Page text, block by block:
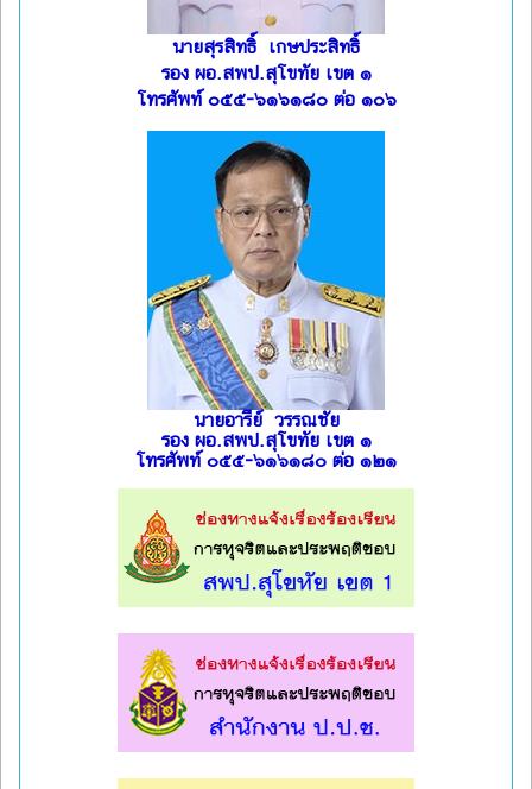
นายสุรสิทธิ์ เกษประสิทธิ์
รอง ผอ.สพป.สุโขทัย เขต ๑
โทรศัพท์ ๐๕๕-๖๑๖๑๘๐ ต่อ ๑๐๖
นายอารีย์ วรรณชัย
รอง ผอ.สพป.สุโขทัย เขต ๑
โทรศัพท์ ๐๕๕-๖๑๖๑๘๐ ต่อ ๑๒๑